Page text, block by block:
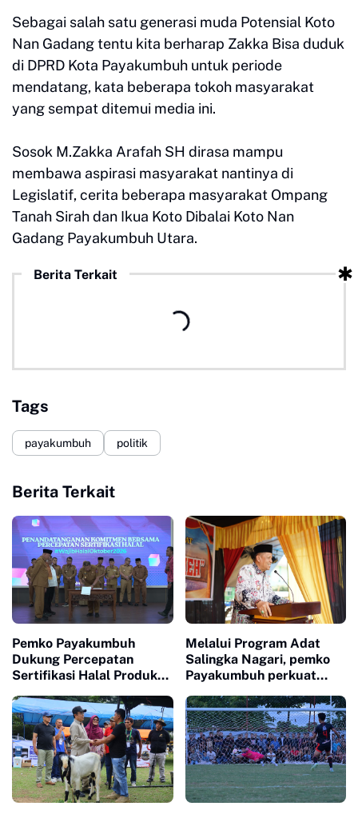
Sebagai salah satu generasi muda Potensial Koto
Nan Gadang tentu kita berharap Zakka Bisa duduk
di DPRD Kota Payakumbuh untuk periode
mendatang, kata beberapa tokoh masyarakat
yang sempat ditemui media ini.
Sosok M.Zakka Arafah SH dirasa mampu
membawa aspirasi masyarakat nantinya di
Legislatif, cerita beberapa masyarakat Ompang
Tanah Sirah dan Ikua Koto Dibalai Koto Nan
Gadang Payakumbuh Utara.
Berita Terkait
Tags
payakumbuh politik
Berita Terkait
Pemko Payakumbuh
Dukung Percepatan
Sertifikasi Halal Produk
Melalui Program Adat
Salingka Nagari, pemko
Payakumbuh perkuat
Budaya Minangkabau